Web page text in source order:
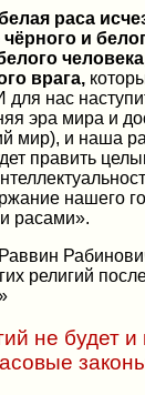
раса
и
врага,
для нас
эра мира и
мир), и наша
править
нашего
расами».
религий
не будет